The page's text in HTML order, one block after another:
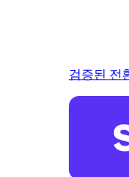
검증된 전